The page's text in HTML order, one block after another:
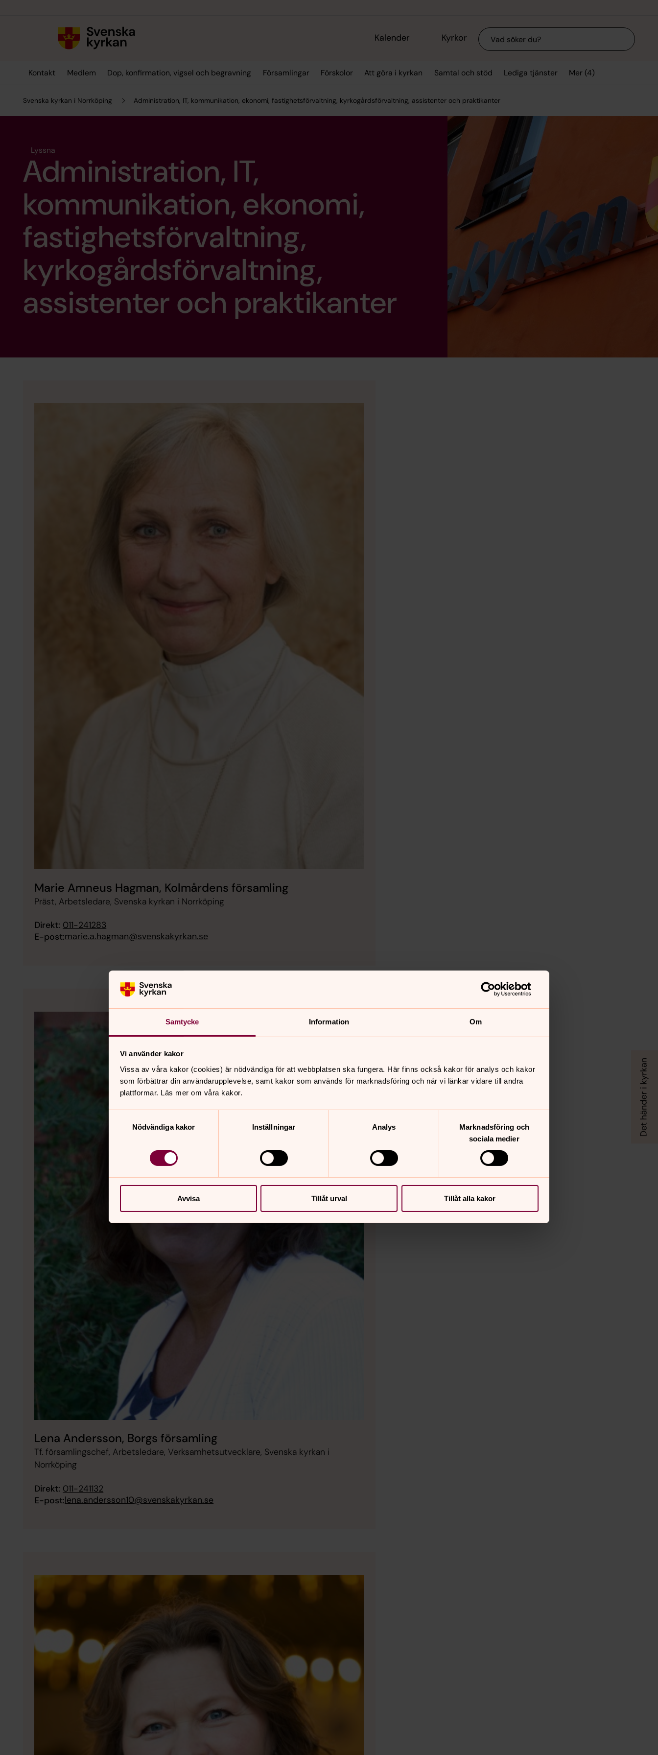
Samtycke Information Om
Vi använder kakor
Vissa av våra kakor (cookies) är nödvändiga för att webbplatsen ska fungera. Här finns också kakor för analys och kakor
som förbättrar din användarupplevelse, samt kakor som används för marknadsföring och när vi länkar vidare till andra
plattformar. Läs mer om våra kakor.
Nödvändiga kakor
Inställningar Analys
Marknadsföring och
sociala medier
Avvisa Tillåt urval Tillåt alla kakor
Kalender Kyrkor Sök
Kontakt Medlem Dop, konfirmation, vigsel och begravning Församlingar Förskolor Att göra i kyrkan Samtal och stöd Lediga tjänster Mer (4)
Svenska kyrkan i Norrköping Administration, IT, kommunikation, ekonomi, fastighetsförvaltning, kyrkogårdsförvaltning, assistenter och praktikanter
Lyssna
Administration, IT,
kommunikation, ekonomi,
fastighetsförvaltning,
kyrkogårdsförvaltning,
assistenter och praktikanter
Marie Amneus Hagman, Kolmårdens församling
Präst, Arbetsledare, Svenska kyrkan i Norrköping
Direkt: 011-241283
E-post:marie.a.hagman@svenskakyrkan.se
Lena Andersson, Borgs församling
Tf. församlingschef, Arbetsledare, Verksamhetsutvecklare, Svenska kyrkan i
Norrköping
Direkt: 011-241132
E-post:lena.andersson10@svenskakyrkan.se